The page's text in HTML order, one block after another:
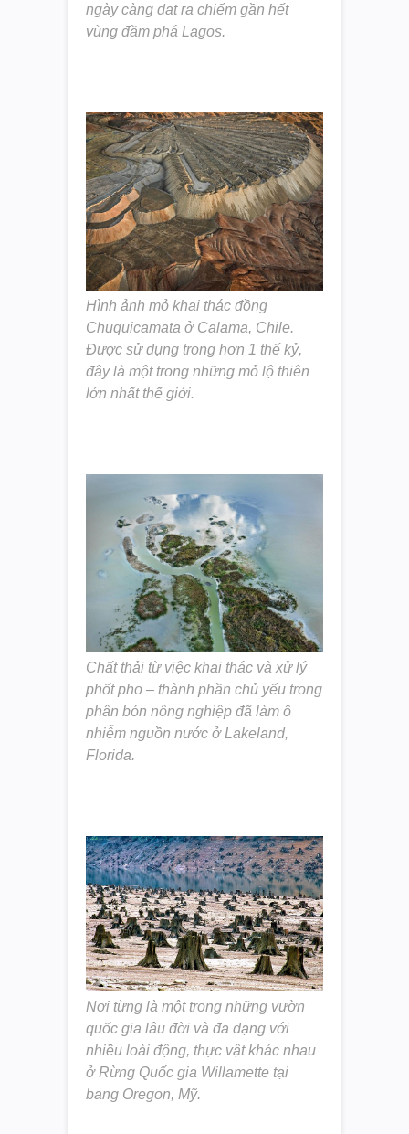
ngày càng dạt ra chiếm gần hết
vùng đầm phá Lagos.
Hình ảnh mỏ khai thác đồng
Chuquicamata ở Calama, Chile.
Được sử dụng trong hơn 1 thế kỷ,
đây là một trong những mỏ lộ thiên
lớn nhất thế giới.
Chất thải từ việc khai thác và xử lý
phốt pho – thành phần chủ yếu trong
phân bón nông nghiệp đã làm ô
nhiễm nguồn nước ở Lakeland,
Florida.
Nơi từng là một trong những vườn
quốc gia lâu đời và đa dạng với
nhiều loài động, thực vật khác nhau
ở Rừng Quốc gia Willamette tại
bang Oregon, Mỹ.